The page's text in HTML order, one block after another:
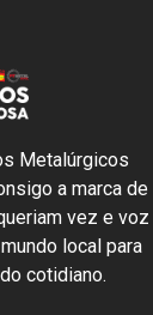
Metalúrgicos
a marca de
vez e voz
local para
cotidiano.